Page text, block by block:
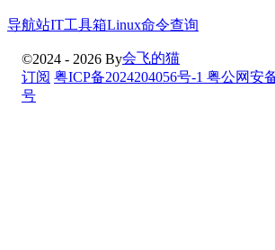
导航站IT工具箱Linux命令查询
©2024 - 2026 By会飞的猫
订阅 粤ICP备2024204056号-1 粤公网安
号